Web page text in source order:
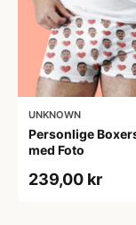
UNKNOWN
Personlige
med Foto
239,00 kr